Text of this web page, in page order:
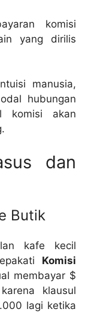
komisi
yang dirilis
manusia,
hubungan
komisi akan
dan
Butik
kafe kecil
Komisi
membayar $
klausul
lagi ketika